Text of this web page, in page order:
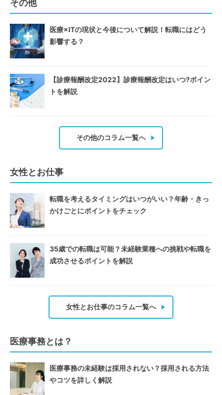
その他
医療×ITの現状と今後について解説！転職にはどう
影響する？
【診療報酬改定2022】診療報酬改定はいつ?ポイン
トを解説
その他のコラム一覧へ
女性とお仕事
転職を考えるタイミングはいつがいい？年齢・きっ
かけごとにポイントをチェック
35歳での転職は可能？未経験業種への挑戦や転職を
成功させるポイントを解説
女性とお仕事のコラム一覧へ
医療事務とは？
医療事務の未経験は採用されない？採用される方法
やコツを詳しく解説